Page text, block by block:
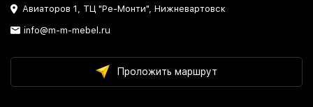
Авиаторов 1, ТЦ "Ре-Монти", Нижневартовск
info@m-m-mebel.ru
Проложить маршрут